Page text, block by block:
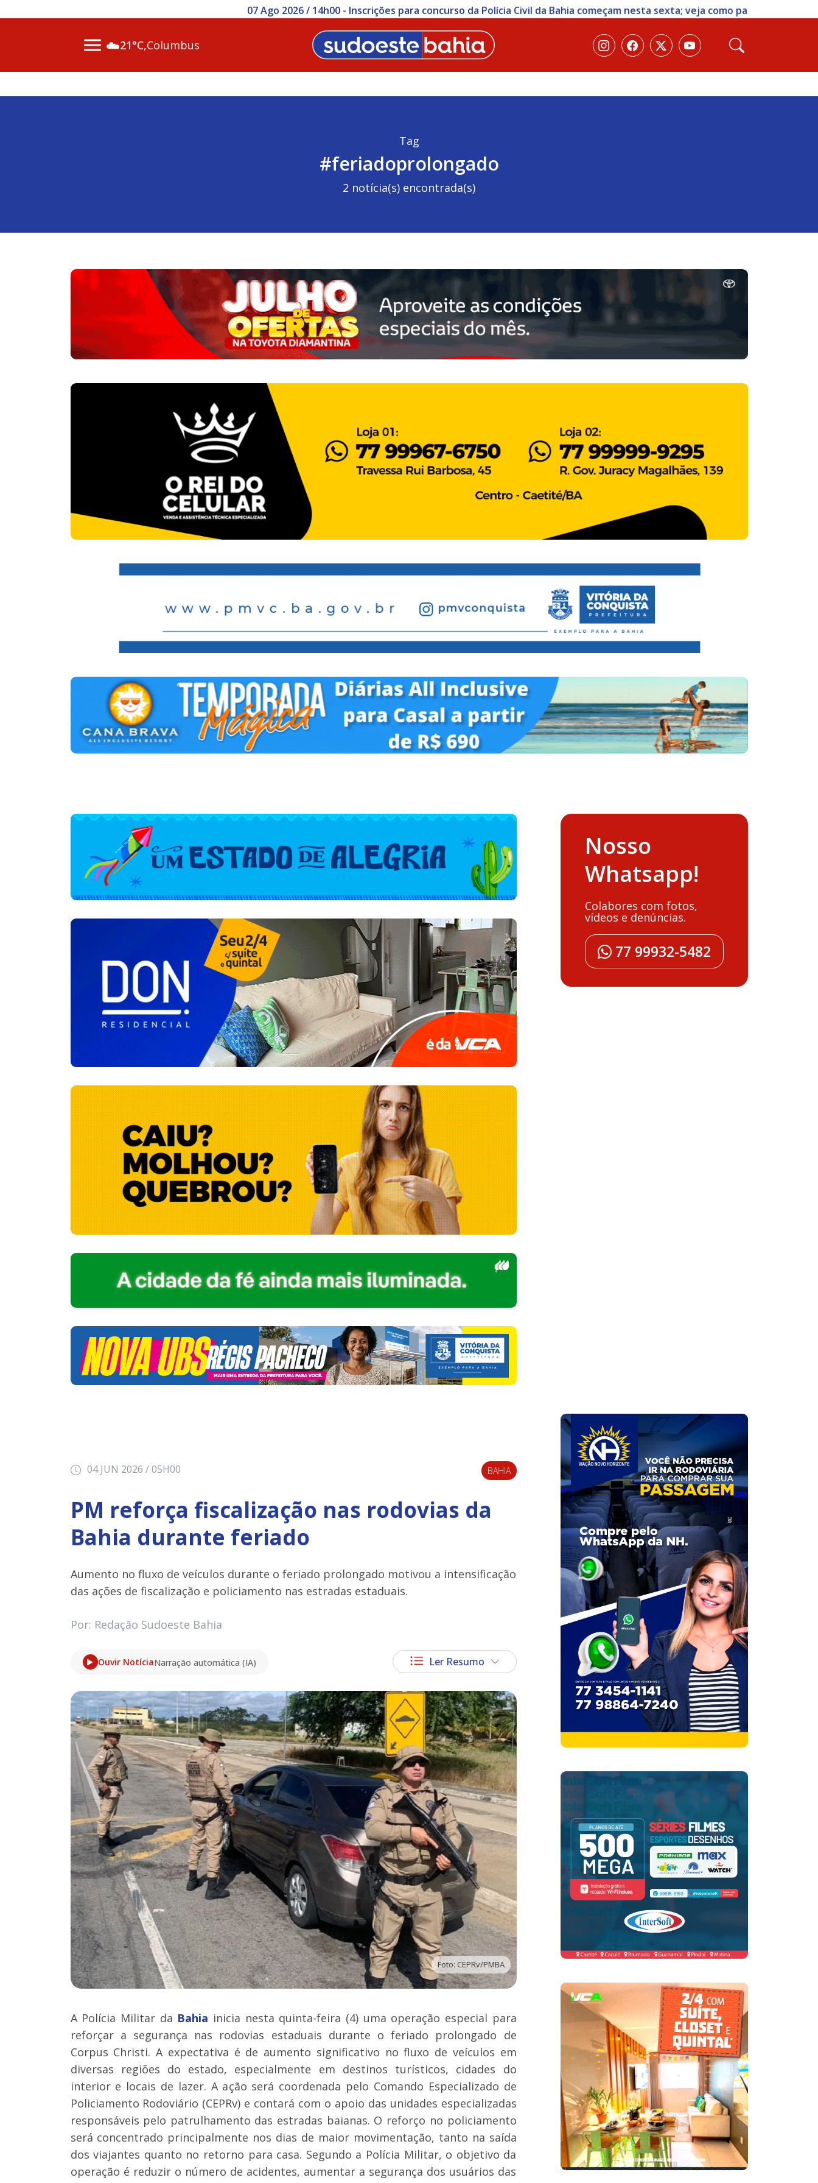
07 Ago 2026 / 14h00 - Inscrições para concurso da Polícia Civil da Bahia começam nesta sexta; veja como participar
☁️21°C,Columbus
Tag
#feriadoprolongado
2 notícia(s) encontrada(s)
04 JUN 2026 / 05H00 BAHIA
PM reforça fiscalização nas rodovias da
Bahia durante feriado
Aumento no fluxo de veículos durante o feriado prolongado motivou a intensificação
das ações de fiscalização e policiamento nas estradas estaduais.
Por: Redação Sudoeste Bahia
Ouvir NotíciaNarração automática (IA) Ler Resumo
Foto: CEPRv/PMBA
A Polícia Militar da Bahia inicia nesta quinta-feira (4) uma operação especial para
reforçar a segurança nas rodovias estaduais durante o feriado prolongado de
Corpus Christi. A expectativa é de aumento significativo no fluxo de veículos em
diversas regiões do estado, especialmente em destinos turísticos, cidades do
interior e locais de lazer. A ação será coordenada pelo Comando Especializado de
Policiamento Rodoviário (CEPRv) e contará com o apoio das unidades especializadas
responsáveis pelo patrulhamento das estradas baianas. O reforço no policiamento
será concentrado principalmente nos dias de maior movimentação, tanto na saída
dos viajantes quanto no retorno para casa. Segundo a Polícia Militar, o objetivo da
operação é reduzir o número de acidentes, aumentar a segurança dos usuários das
Nosso
Whatsapp!
Colabores com fotos,
vídeos e denúncias.
77 99932-5482